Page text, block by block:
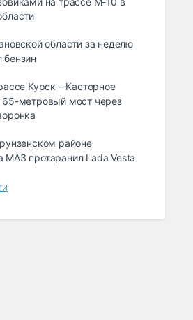
области за неделю
бензин
Курск – Касторное
65-метровый мост через
районе
МАЗ протаранил Lada Vesta